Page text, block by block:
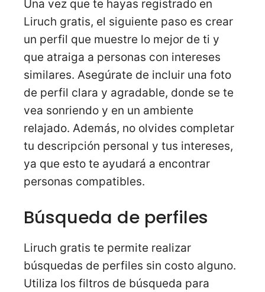
Una vez que te hayas registrado en
Liruch gratis, el siguiente paso es crear
un perfil que muestre lo mejor de ti y
que atraiga a personas con intereses
similares. Asegúrate de incluir una foto
de perfil clara y agradable, donde se te
vea sonriendo y en un ambiente
relajado. Además, no olvides completar
tu descripción personal y tus intereses,
ya que esto te ayudará a encontrar
personas compatibles.
Búsqueda de perfiles
Liruch gratis te permite realizar
búsquedas de perfiles sin costo alguno.
Utiliza los filtros de búsqueda para